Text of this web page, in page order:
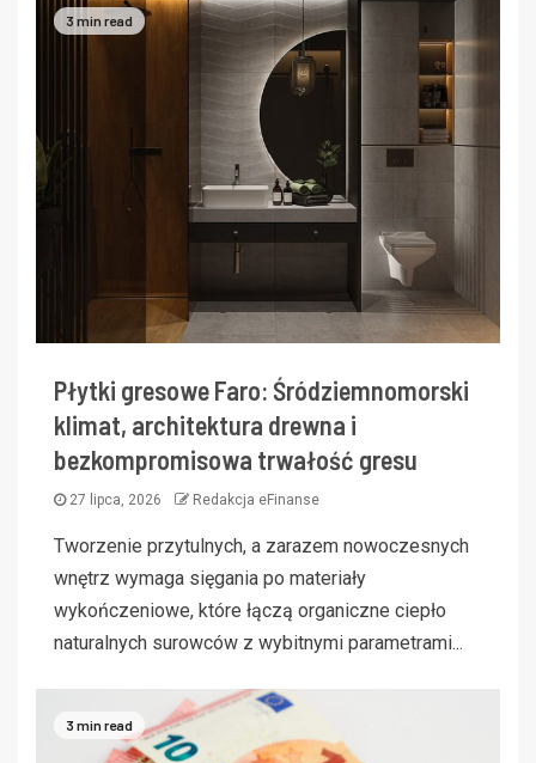
3 min read
Płytki gresowe Faro: Śródziemnomorski
klimat, architektura drewna i
bezkompromisowa trwałość gresu
27 lipca, 2026 Redakcja eFinanse
Tworzenie przytulnych, a zarazem nowoczesnych
wnętrz wymaga sięgania po materiały
wykończeniowe, które łączą organiczne ciepło
naturalnych surowców z wybitnymi parametrami...
3 min read